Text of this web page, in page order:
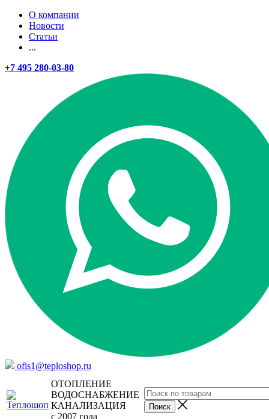
О компании
Новости
Статьи
...
+7 495 280-03-80
ofis1@teploshop.ru
ОТОПЛЕНИЕ
ВОДОСНАБЖЕНИЕ
КАНАЛИЗАЦИЯ
с 2007 года